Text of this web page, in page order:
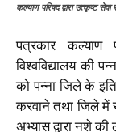
कल्याण परिषद द्वारा उत्कृष्ट
पत्रकार कल्याण
विश्वविद्यालय की
को पन्ना जिले के
करवाने तथा जिले में
अभ्यास द्वारा नशे